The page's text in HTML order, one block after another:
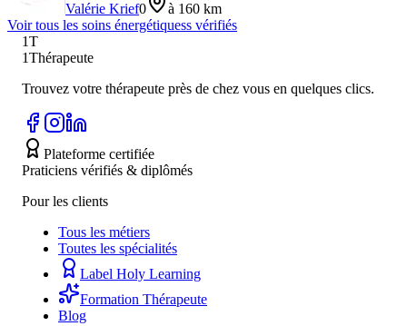
Valérie Krief0
à 160 km
Voir tous les soins énergétiquess vérifiés
1T
1Thérapeute
Trouvez votre thérapeute près de chez vous en quelques clics.
Plateforme certifiée
Praticiens vérifiés & diplômés
Pour les clients
Tous les métiers
Toutes les spécialités
Label Holy Learning
Formation Thérapeute
Blog